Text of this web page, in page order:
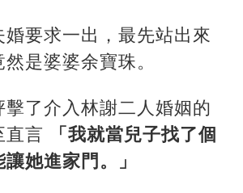
要求一出，最先站出來
是婆婆余寶珠。
了介入林謝二人婚姻的
直言 「我就當兒子找了個
她進家門。」